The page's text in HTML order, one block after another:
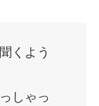
くよう
しゃっ